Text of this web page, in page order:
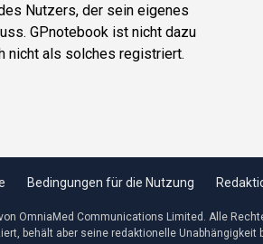
Nutzers, der sein eigenes
GPnotebook ist nicht dazu
nicht als solches registriert.
Bedingungen für die Nutzung
OmniaMed Communications Limited. Alle
behält aber seine redaktionelle Unabhängigkeit